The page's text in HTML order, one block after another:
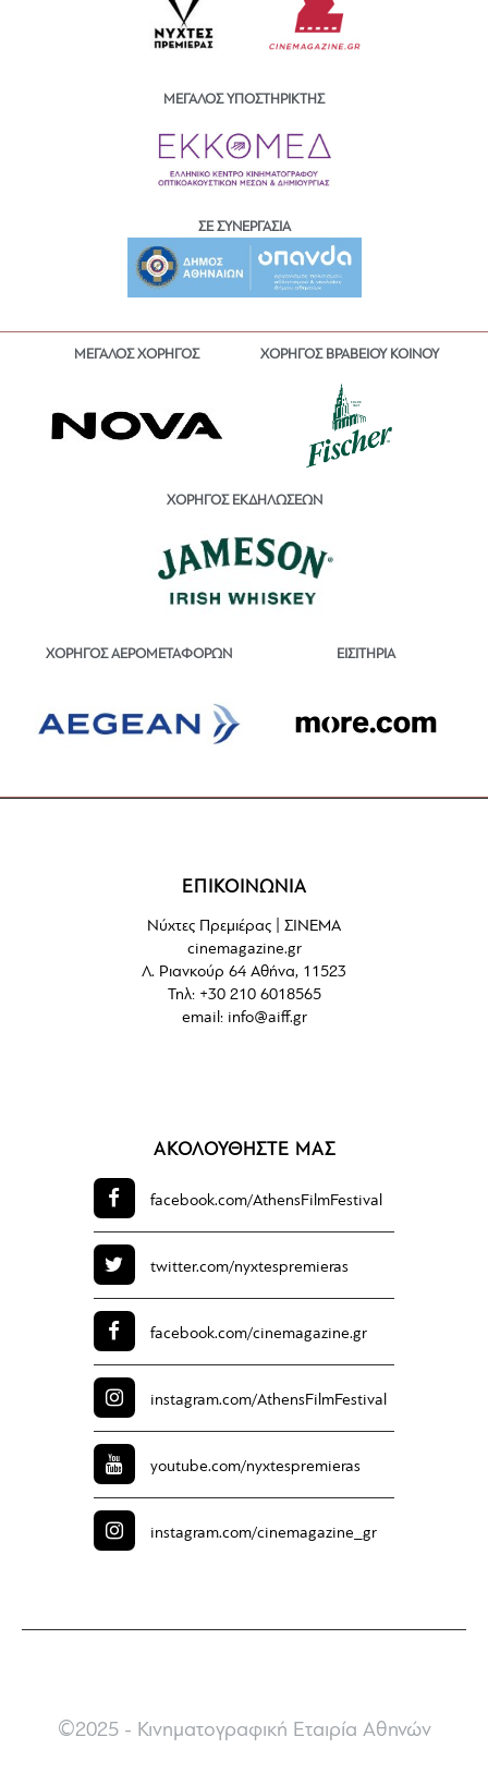
ΜΕΓΑΛΟΣ ΥΠΟΣΤΗΡΙΚΤΗΣ
ΣΕ ΣΥΝΕΡΓΑΣΙΑ
ΜΕΓΑΛΟΣ ΧΟΡΗΓΟΣ ΧΟΡΗΓΟΣ ΒΡΑΒΕΙΟΥ ΚΟΙΝΟΥ
ΧΟΡΗΓΟΣ ΕΚΔΗΛΩΣΕΩΝ
ΧΟΡΗΓΟΣ ΑΕΡΟΜΕΤΑΦΟΡΩΝ ΕΙΣΙΤΗΡΙΑ
ΕΠΙΚΟΙΝΩΝΙΑ
Νύχτες Πρεμιέρας | ΣΙΝΕΜΑ
cinemagazine.gr
Λ. Ριανκούρ 64 Αθήνα, 11523
Τηλ: +30 210 6018565
email: info@aiff.gr
ΑΚΟΛΟΥΘΗΣΤΕ ΜΑΣ
facebook.com/AthensFilmFestival
twitter.com/nyxtespremieras
facebook.com/cinemagazine.gr
instagram.com/AthensFilmFestival
youtube.com/nyxtespremieras
instagram.com/cinemagazine_gr
©2025 - Κινηματογραφική Εταιρία Αθηνών